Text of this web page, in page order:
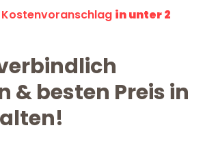
in unter 2
& besten Preis in